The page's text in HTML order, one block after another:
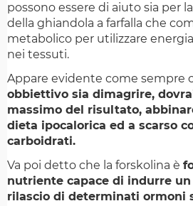
possono essere di aiuto sia per
della ghiandola a farfalla che
metabolico per utilizzare
nei tessuti.
Appare evidente come sempre
obbiettivo sia dimagrire,
massimo del risultato,
dieta ipocalorica ed a scarso
carboidrati.
Va poi detto che la forskolina è
nutriente capace di indurre un
rilascio di determinati ormoni